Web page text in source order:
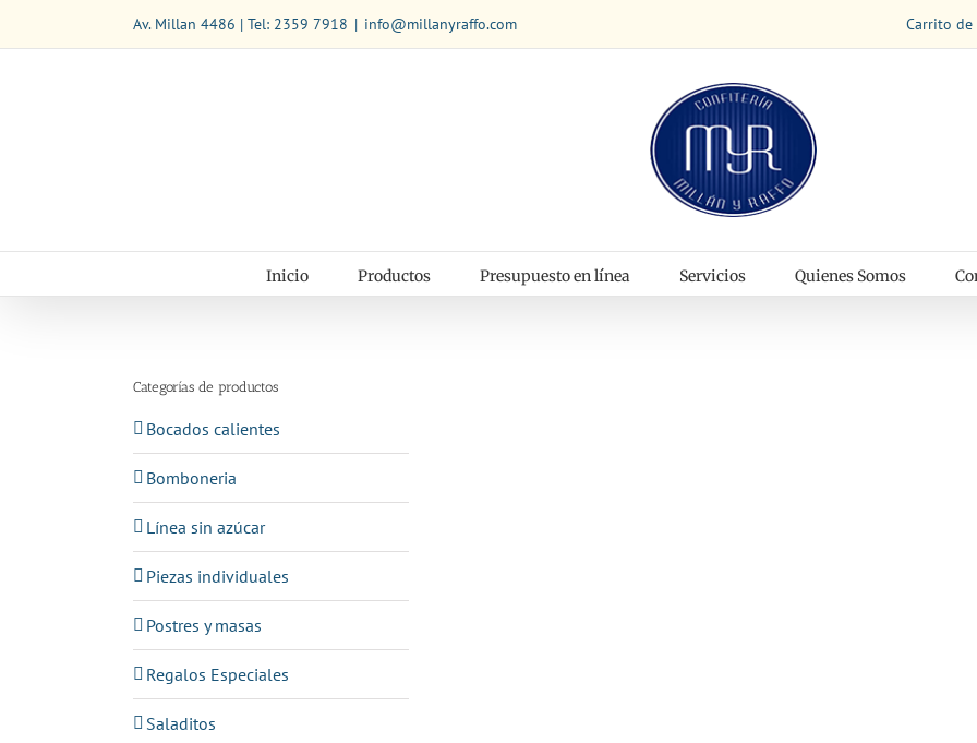
contenido
Av. Millan 4486 | Tel: 2359 7918 | info@millanyraffo.com Carrito de
Inicio Productos Presupuesto en línea Servicios Quienes Somos
Categorías de productos
Bocados calientes
Bomboneria
Línea sin azúcar
Piezas individuales
Postres y masas
Regalos Especiales
Saladitos